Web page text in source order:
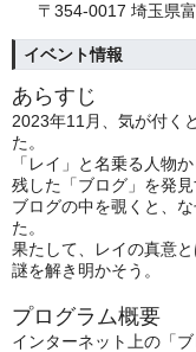
〒354-0017 埼玉県
イベント情報
あらすじ
2023年11月、気が付く
た。
「レイ」と名乗る人物
残した「ブログ」を発見
ブログの中を覗くと、
た。
果たして、レイの真意
謎を解き明かそう。
プログラム概要
インターネット上の「